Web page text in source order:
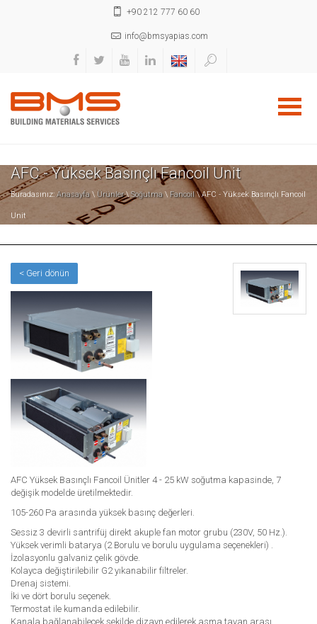
+90 212 777 60 60
info@bmsyapias.com
AFC - Yüksek Basınçlı Fancoil Unit
Buradasınız: Anasayfa\ Ürünler\ Soğutma\ Fancoil\ AFC - Yüksek Basınçlı Fancoil
Unit
< Geri dönün
AFC Yüksek Basınçlı Fancoil Ünitler 4 - 25 kW soğutma kapasinde, 7
değişik modelde üretilmektedir.
105-260 Pa arasında yüksek basınç değerleri.
Sessiz 3 devirli santrifüj direkt akuple fan motor grubu (230V, 50 Hz.).
Yüksek verimli batarya (2 Borulu ve borulu uygulama seçenekleri) .
İzolasyonlu galvaniz çelik gövde.
Kolayca değiştirilebilir G2 yıkanabilir filtreler.
Drenaj sistemi.
İki ve dört borulu seçenek.
Termostat ile kumanda edilebilir.
Kanala bağlanabilecek şekilde dizayn edilerek asma tavan arası